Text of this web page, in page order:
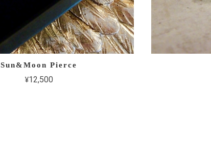
Sun&Moon Pierce
¥12,500